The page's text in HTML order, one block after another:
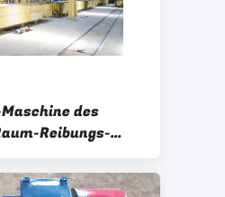
des
Reibungs-
AAC